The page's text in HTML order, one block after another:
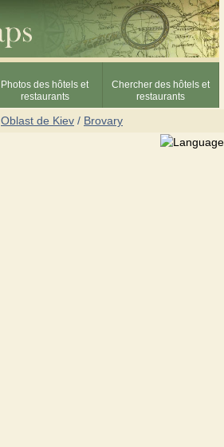
Photos des hôtels et
restaurants
Chercher des hôtels et
restaurants
Oblast de Kiev / Brovary